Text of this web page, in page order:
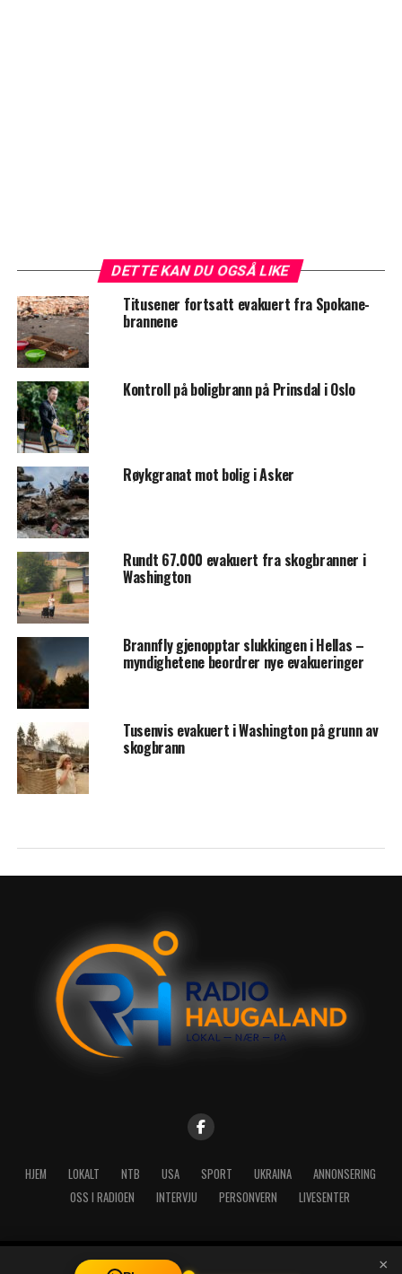
DETTE KAN DU OGSÅ LIKE
Titusener fortsatt evakuert fra Spokane-
brannene
Kontroll på boligbrann på Prinsdal i Oslo
Røykgranat mot bolig i Asker
Rundt 67.000 evakuert fra skogbranner i
Washington
Brannfly gjenopptar slukkingen i Hellas –
myndighetene beordrer nye evakueringer
Tusenvis evakuert i Washington på grunn av
skogbrann
HJEM LOKALT NTB USA SPORT UKRAINA
ANNONSERING
OSS I RADIOEN
INTERVJU PERSONVERN LIVESENTER
Copyright © 2026 A-Media AS | Radio Haugaland - Haraldsgata 114, ×